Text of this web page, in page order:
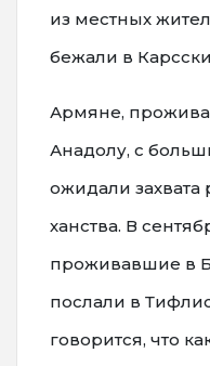
из местных
бежали в
Армяне,
Анадолу, с
ожидали
ханства. В
проживавшие в
послали в
говорится, что